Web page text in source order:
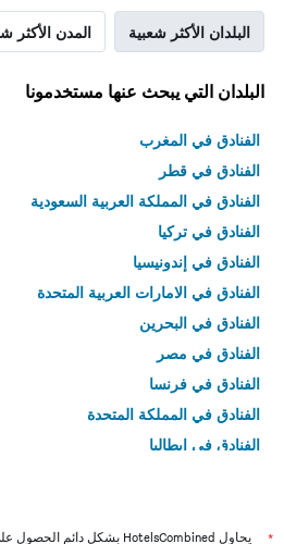
البلدان الأكثر شعبية المدن الأكثر
البلدان التي يبحث عنها مستخدمونا
الفنادق في المغرب
الفنادق في قطر
الفنادق في المملكة العربية السعودية
الفنادق في تركيا
الفنادق في إندونيسيا
الفنادق في الامارات العربية المتحدة
الفنادق في البحرين
الفنادق في مصر
الفنادق في فرنسا
الفنادق في المملكة المتحدة
الفنادق في إيطاليا
* يحاول HotelsCombined بشكل دائم الحصول على الأسعار الدقيقة، ولكن